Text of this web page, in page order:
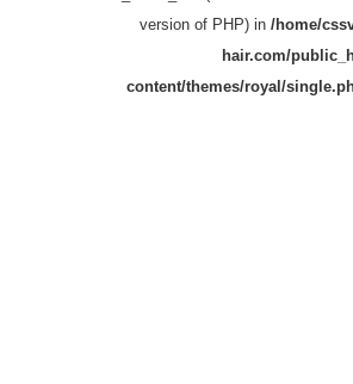
version of PHP) in /home/
hair.com/
content/themes/royal/